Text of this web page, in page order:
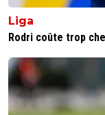
Liga
Rodri coûte trop